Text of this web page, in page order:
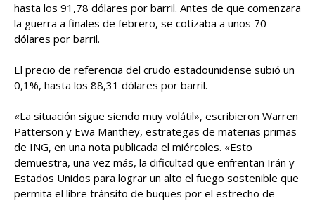
hasta los 91,78 dólares por barril. Antes de que comenzara
la guerra a finales de febrero, se cotizaba a unos 70
dólares por barril.
El precio de referencia del crudo estadounidense subió un
0,1%, hasta los 88,31 dólares por barril.
«La situación sigue siendo muy volátil», escribieron Warren
Patterson y Ewa Manthey, estrategas de materias primas
de ING, en una nota publicada el miércoles. «Esto
demuestra, una vez más, la dificultad que enfrentan Irán y
Estados Unidos para lograr un alto el fuego sostenible que
permita el libre tránsito de buques por el estrecho de